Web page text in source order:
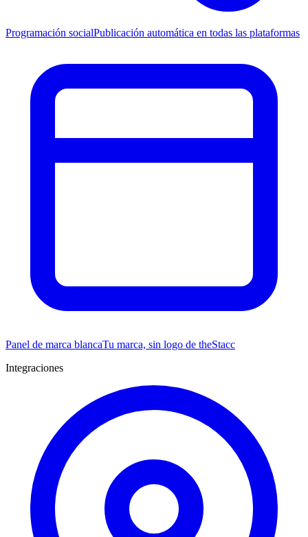
Programación socialPublicación automática en todas las plataformas
Panel de marca blancaTu marca, sin logo de theStacc
Integraciones